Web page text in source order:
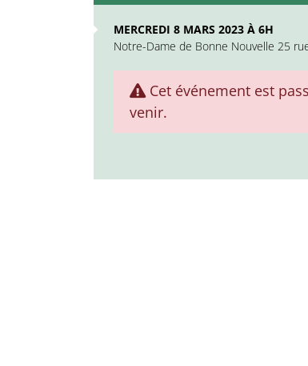
MERCREDI 8 MARS 2023 À 6H
Notre-Dame de Bonne Nouvelle 25
Cet événement est
venir.